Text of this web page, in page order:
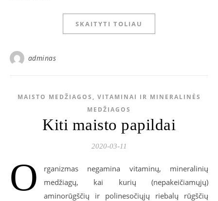
SKAITYTI TOLIAU
adminas
MAISTO MEDŽIAGOS, VITAMINAI IR MINERALINĖS
MEDŽIAGOS
Kiti maisto papildai
2020-03-11
O
rganizmas negamina vitaminų, mineralinių
medžiagų, kai kurių (nepakeičiamųjų)
aminorūgščių ir polinesočiųjų riebalų rūgščių